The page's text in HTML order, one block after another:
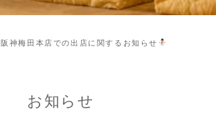
阪神梅田本店での出店に関するお知らせ
お知らせ